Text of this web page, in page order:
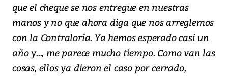
que el cheque se nos entregue en nuestras
manos y no que ahora diga que nos arreglemos
con la Contraloría. Ya hemos esperado casi un
año y..., me parece mucho tiempo. Como van las
cosas, ellos ya dieron el caso por cerrado,